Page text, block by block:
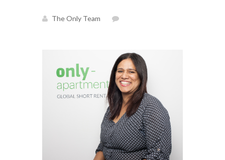
The Only Team